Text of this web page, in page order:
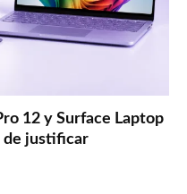
12 y Surface Laptop
de justificar